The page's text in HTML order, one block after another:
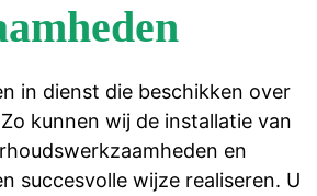
in dienst die beschikken over
kunnen wij de installatie van
en
succesvolle wijze realiseren. U